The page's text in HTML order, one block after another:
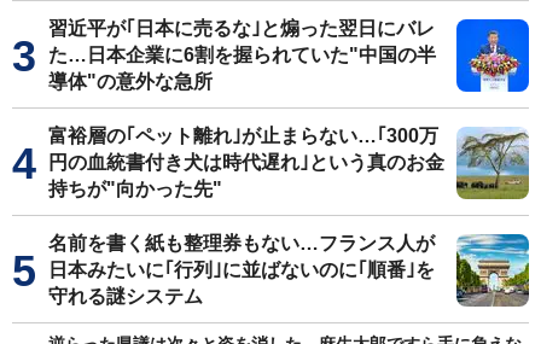
習近平が｢日本に売るな｣と煽った翌日にバレ
た…日本企業に6割を握られていた"中国の半
導体"の意外な急所
富裕層の｢ペット離れ｣が止まらない…｢300万
円の血統書付き犬は時代遅れ｣という真のお金
持ちが"向かった先"
名前を書く紙も整理券もない…フランス人が
日本みたいに｢行列｣に並ばないのに｢順番｣を
守れる謎システム